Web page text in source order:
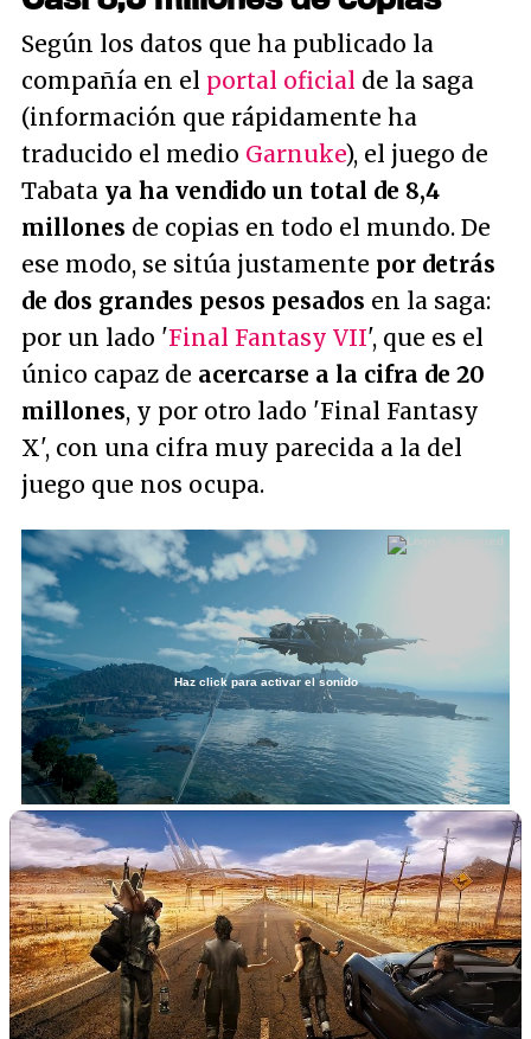
Según los datos que ha publicado la
compañía en el portal oficial de la saga
(información que rápidamente ha
traducido el medio Garnuke), el juego de
Tabata ya ha vendido un total de 8,4
millones de copias en todo el mundo. De
ese modo, se sitúa justamente por detrás
de dos grandes pesos pesados en la saga:
por un lado 'Final Fantasy VII', que es el
único capaz de acercarse a la cifra de 20
millones, y por otro lado 'Final Fantasy
X', con una cifra muy parecida a la del
juego que nos ocupa.
Unmute /
Loaded :
23.75%
Haz click para activar el sonido